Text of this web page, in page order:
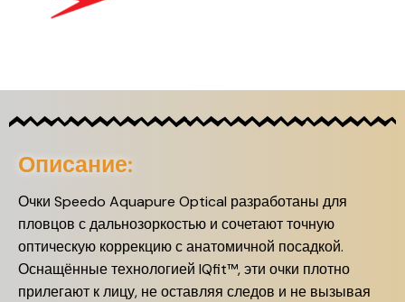
Описание:
Очки Speedo Aquapure Optical разработаны для
пловцов с дальнозоркостью и сочетают точную
оптическую коррекцию с анатомичной посадкой.
Оснащённые технологией IQfit™, эти очки плотно
прилегают к лицу, не оставляя следов и не вызывая